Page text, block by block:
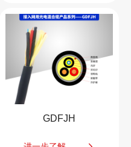
GDFJH